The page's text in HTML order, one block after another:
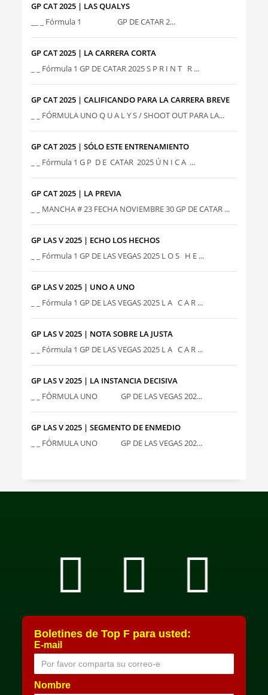
GP CAT 2025 | LAS QUALYS
__ _ Fórmula 1 GP DE CATAR 2...
GP CAT 2025 | LA CARRERA CORTA
_ _ Fórmula 1 GP DE CATAR 2025 S P R I N T R ...
GP CAT 2025 | CALIFICANDO PARA LA CARRERA BREVE
_ _ FÓRMULA UNO Q U A L Y S / SHOOT OUT PARA LA...
GP CAT 2025 | SÓLO ESTE ENTRENAMIENTO
_ _ Fórmula 1 G P D E CATAR 2025 Ú N I C A ...
GP CAT 2025 | LA PREVIA
_ _ MANCHA # 23 FECHA NOVIEMBRE 30 GP DE CATAR ...
GP LAS V 2025 | ECHO LOS HECHOS
_ _ Fórmula 1 GP DE LAS VEGAS 2025 L O S H E ...
GP LAS V 2025 | UNO A UNO
_ _ Fórmula 1 GP DE LAS VEGAS 2025 L A C A R ...
GP LAS V 2025 | NOTA SOBRE LA JUSTA
_ _ Fórmula 1 GP DE LAS VEGAS 2025 L A C A R ...
GP LAS V 2025 | LA INSTANCIA DECISIVA
_ _ FÓRMULA UNO GP DE LAS VEGAS 202...
GP LAS V 2025 | SEGMENTO DE ENMEDIO
_ _ FÓRMULA UNO GP DE LAS VEGAS 202...
Boletines de Top F para usted:
E-mail
Nombre